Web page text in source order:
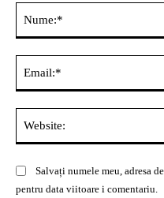
Salvați numele meu, adresa
pentru data viitoare i comentariu.